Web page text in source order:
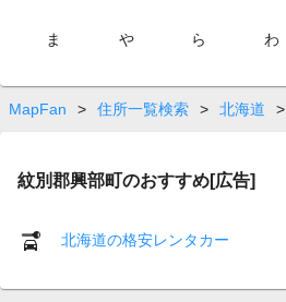
ま や ら わ
MapFan > 住所一覧検索 > 北海道 >
紋別郡興部町のおすすめ[広告]
北海道の格安レンタカー